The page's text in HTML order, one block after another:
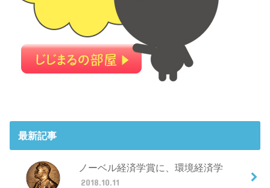
最新記事
ノーベル経済学賞に、環境経済学
2018.10.11